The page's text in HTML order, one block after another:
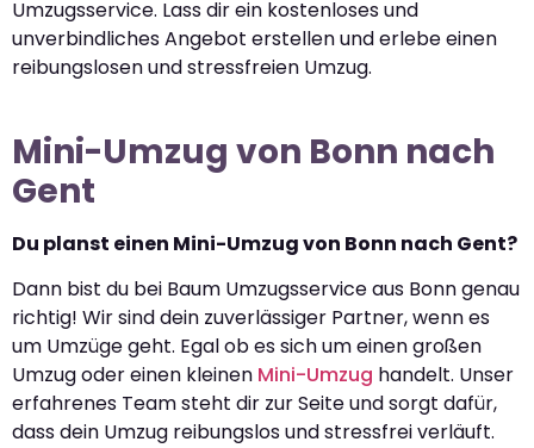
Umzugsservice. Lass dir ein kostenloses und
unverbindliches Angebot erstellen und erlebe einen
reibungslosen und stressfreien Umzug.
Mini-Umzug von Bonn nach
Gent
Du planst einen Mini-Umzug von Bonn nach Gent?
Dann bist du bei Baum Umzugsservice aus Bonn genau
richtig! Wir sind dein zuverlässiger Partner, wenn es
um Umzüge geht. Egal ob es sich um einen großen
Umzug oder einen kleinen Mini-Umzug handelt. Unser
erfahrenes Team steht dir zur Seite und sorgt dafür,
dass dein Umzug reibungslos und stressfrei verläuft.